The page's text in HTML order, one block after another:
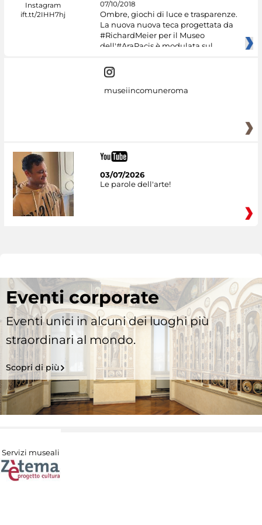
07/10/2018
Ombre, giochi di luce e trasparenze.
La nuova nuova teca progettata da
#RichardMeier per il Museo
dell'#AraPacis è modulata sul
museiincomuneroma
03/07/2026
Le parole dell'arte!
Eventi corporate
Eventi unici in alcuni dei luoghi più
straordinari al mondo.
Scopri di più
Servizi museali